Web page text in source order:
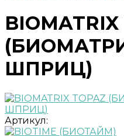
ШПРИЦ)
Артикул: